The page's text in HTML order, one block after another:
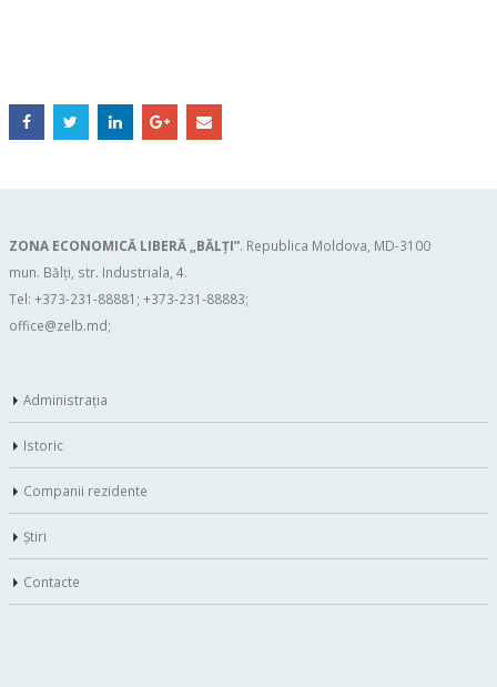
ZONA ECONOMICĂ LIBERĂ „BĂLŢI”. Republica Moldova, MD-3100
mun. Bălți, str. Industriala, 4.
Tel: +373-231-88881; +373-231-88883;
office@zelb.md;
Administraţia
Istoric
Companii rezidente
Ştiri
Contacte